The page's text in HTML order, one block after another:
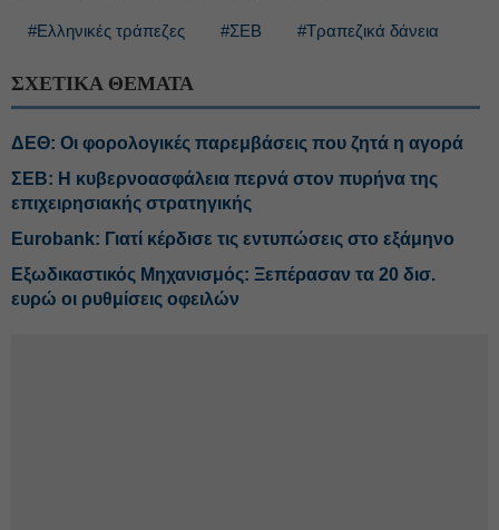
#Ελληνικές τράπεζες #ΣΕΒ #Τραπεζικά δάνεια
ΣΧΕΤΙΚΑ ΘΕΜΑΤΑ
ΔΕΘ: Οι φορολογικές παρεμβάσεις που ζητά η αγορά
ΣΕΒ: Η κυβερνοασφάλεια περνά στον πυρήνα της
επιχειρησιακής στρατηγικής
Eurobank: Γιατί κέρδισε τις εντυπώσεις στο εξάμηνο
Εξωδικαστικός Μηχανισμός: Ξεπέρασαν τα 20 δισ.
ευρώ οι ρυθμίσεις οφειλών